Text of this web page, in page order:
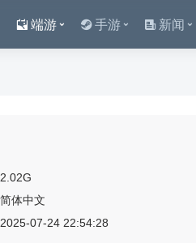
端游 手游 新闻
2.02G
简体中文
2025-07-24 22:54:28